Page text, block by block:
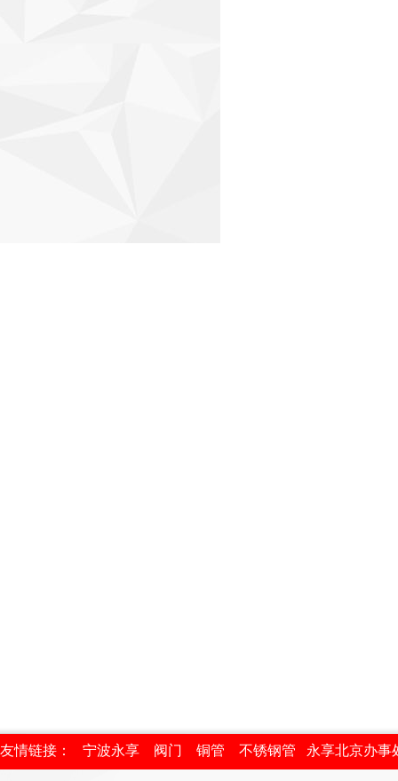
友情链接： 宁波永享 阀门 铜管 不锈钢管 永享北京办事